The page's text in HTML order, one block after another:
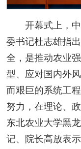
开幕式上，
委书记杜志雄指
全，是推动农业
型、应对国内外
而艰巨的系统工
努力，在理论、
东北农业大学黑
记、院长高放表